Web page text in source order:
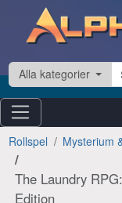
Hoppa till innehåll
Alla kategorier
Rollspel Mysterium
The Laundry
Edition